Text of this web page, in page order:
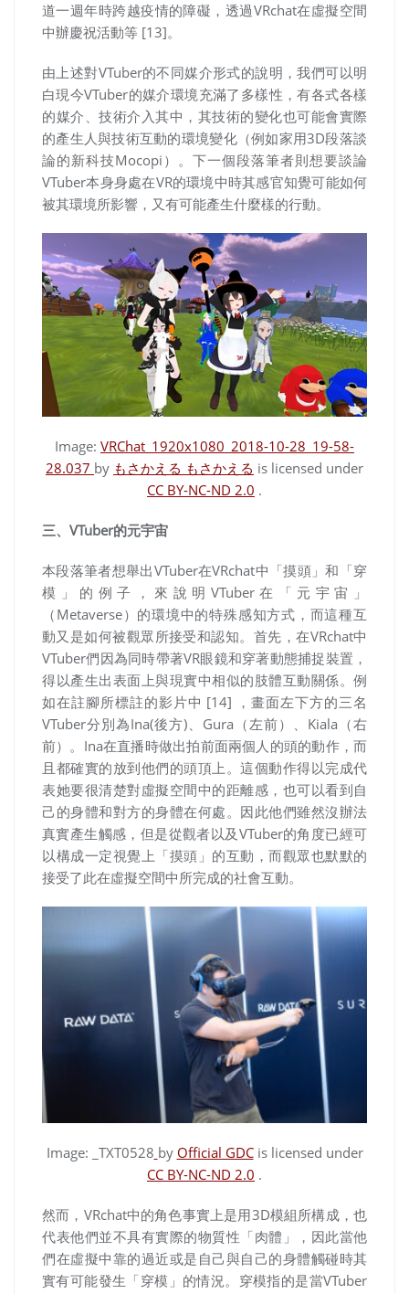
道一週年時跨越疫情的障礙，透過VRchat在虛擬空間
中辦慶祝活動等 [13]。
由上述對VTuber的不同媒介形式的說明，我們可以明
白現今VTuber的媒介環境充滿了多樣性，有各式各樣
的媒介、技術介入其中，其技術的變化也可能會實際
的產生人與技術互動的環境變化（例如家用3D段落談
論的新科技Mocopi ）。下一個段落筆者則想要談論
VTuber本身身處在VR的環境中時其感官知覺可能如何
被其環境所影響，又有可能產生什麼樣的行動。
Image: VRChat_1920x1080_2018-10-28_19-58-
28.037 by もさかえる もさかえる is licensed under
CC BY-NC-ND 2.0 .
三、VTuber的元宇宙
本段落筆者想舉出VTuber在VRchat中「摸頭」和「穿
模」的例子，來說明 VTuber在「元宇宙」
（ Metaverse）的環境中的特殊感知方式，而這種互
動又是如何被觀眾所接受和認知。首先，在VRchat中
VTuber們因為同時帶著VR眼鏡和穿著動態捕捉裝置，
得以產生出表面上與現實中相似的肢體互動關係。例
如在註腳所標註的影片中 [14] ，畫面左下方的三名
VTuber分別為Ina(後方) Gura （左前）、 Kiala （右
前）。 Ina在直播時做出拍前面兩個人的頭的動作，而
且都確實的放到他們的頭頂上。這個動作得以完成代
表她要很清楚對虛擬空間中的距離感，也可以看到自
己的身體和對方的身體在何處。因此他們雖然沒辦法
真實產生觸感，但是從觀者以及 VTuber的角度已經可
以構成一定視覺上「摸頭」的互動，而觀眾也默默的
接受了此在虛擬空間中所完成的社會互動。
Image: _TXT0528 by Official GDCis licensed under
CC BY-NC-ND 2.0 .
然而， VRchat中的角色事實上是用3D模組所構成，也
代表他們並不具有實際的物質性「肉體」，因此當他
們在虛擬中靠的過近或是自己與自己的身體觸碰時其
實有可能發生「穿模」的情況。穿模指的是當VTuber